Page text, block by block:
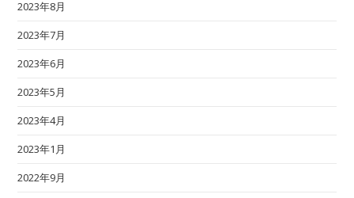
2023年8月
2023年7月
2023年6月
2023年5月
2023年4月
2023年1月
2022年9月